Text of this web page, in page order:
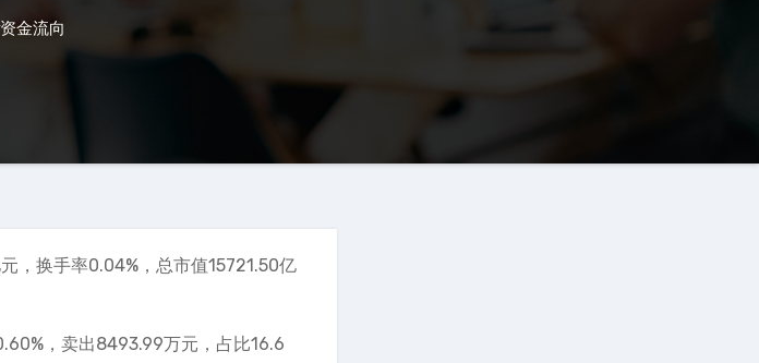
金流向
，换手率0.04%，总市值15721.50亿
，卖出8493.99万元，占比16.6